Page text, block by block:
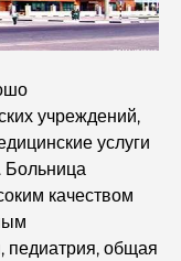
высокой кухни на
в районе
учреждений,
услуги
Больница
качеством
педиатрия, общая